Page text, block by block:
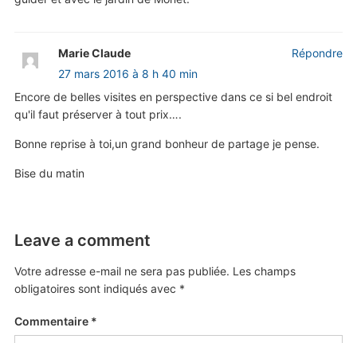
Marie Claude
27 mars 2016 à 8 h 40 min
Encore de belles visites en perspective dans ce si bel endroit
qu'il faut préserver à tout prix….
Bonne reprise à toi,un grand bonheur de partage je pense.
Bise du matin
Répondre
Leave a comment
Votre adresse e-mail ne sera pas publiée. Les champs
obligatoires sont indiqués avec *
Commentaire *